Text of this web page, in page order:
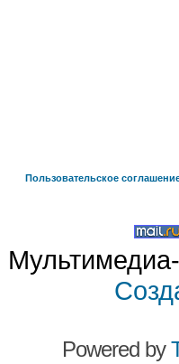
Пользовательское
Powered by